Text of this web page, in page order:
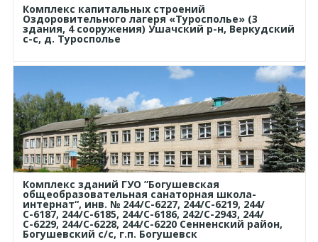
Комплекс капитальных строений
Оздоровительного лагеря «Туросполье» (3
здания, 4 сооружения) Ушачский р-н, Веркудский
с-с, д. Туросполье
Комплекс зданий ГУО ”Богушевская
общеобразовательная санаторная школа-
интернат“, инв. № 244/С-6227, 244/С-6219, 244/
С-6187, 244/С-6185, 244/С-6186, 242/С-2943, 244/
С-6229, 244/С-6228, 244/С-6220 Сенненский район,
Богушевский с/с, г.п. Богушевск